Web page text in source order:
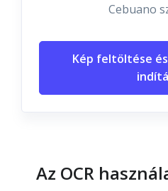
Cebuano
Kép feltöltése és
Az OCR